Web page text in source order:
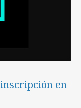
en